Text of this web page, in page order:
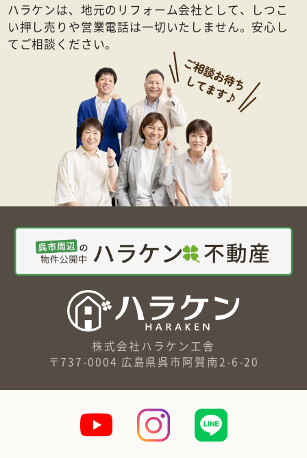
ハラケンは、地元のリフォーム会社として、しつこ
い押し売りや営業電話は一切いたしません。安心し
てご相談ください。
株式会社ハラケン工舎
〒737-0004 広島県呉市阿賀南2-6-20